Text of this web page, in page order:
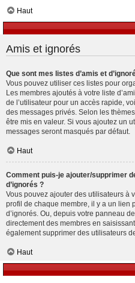
Haut
Amis et ignorés
Que sont mes listes d’amis et
Vous pouvez utiliser ces listes pour
Les membres ajoutés à votre liste
de l’utilisateur pour un accès rapide,
des messages privés. Selon les
être mis en valeur. Si vous ajoutez un
messages seront masqués par défaut.
Haut
Comment puis-je ajouter/supprimer
d’ignorés ?
Vous pouvez ajouter des utilisateurs à
profil de chaque membre, il y a un lien
d’ignorés. Ou, depuis votre panneau
directement des membres en
également supprimer des utilisateurs
Haut